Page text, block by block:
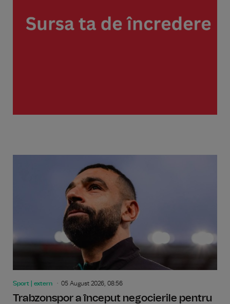
Sport | extern 05 August 2026, 08:56
Trabzonspor a început negocierile pentru